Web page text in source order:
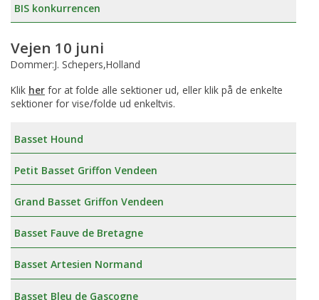
BIS konkurrencen
Vejen 10 juni
Dommer:J. Schepers,Holland
Klik her for at folde alle sektioner ud, eller klik på de enkelte
sektioner for vise/folde ud enkeltvis.
Basset Hound
Petit Basset Griffon Vendeen
Grand Basset Griffon Vendeen
Basset Fauve de Bretagne
Basset Artesien Normand
Basset Bleu de Gascogne